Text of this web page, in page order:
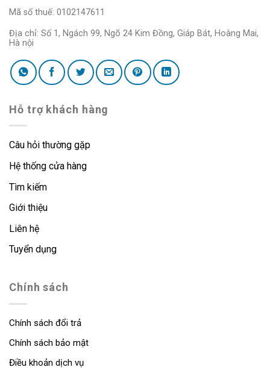
Mã số thuế: 0102147611
Địa chỉ: Số 1, Ngách 99, Ngõ 24 Kim Đồng, Giáp Bát, Hoàng Mai,
Hà nội
Hỗ trợ khách hàng
Câu hỏi thường gặp
Hệ thống cửa hàng
Tìm kiếm
Giới thiệu
Liên hệ
Tuyển dụng
Chính sách
Chính sách đổi trả
Chính sách bảo mật
Điều khoản dịch vụ